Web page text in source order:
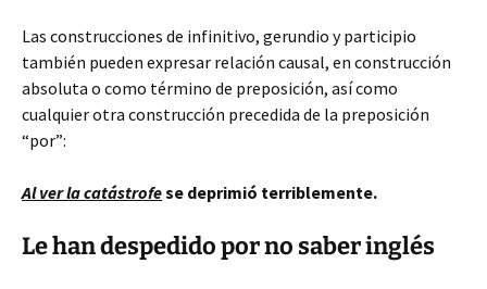
Las construcciones de infinitivo, gerundio y participio
también pueden expresar relación causal, en construcción
absoluta o como término de preposición, así como
cualquier otra construcción precedida de la preposición
“por”:
Al ver la catástrofese deprimió terriblemente.
Le han despedido por no saber inglés